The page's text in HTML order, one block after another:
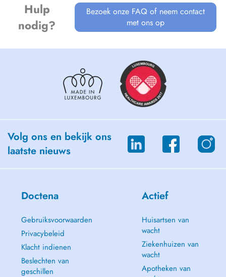
Hulp
nodig?
Bezoek onze FAQ of neem contact
met ons op
Volg ons en bekijk ons
laatste nieuws
Doctena
Gebruiksvoorwaarden
Privacybeleid
Klacht indienen
Beslechten van
geschillen
Actief
Huisartsen van
wacht
Ziekenhuizen van
wacht
Apotheken van